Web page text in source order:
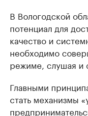
В Вологодской
потенциал для
качество и
необходимо
режиме, слушая и
Главными
стать механизмы